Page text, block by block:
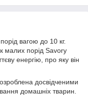
вагою до 10 кг.
малих порід Savory
енергію, про яку він
досвідченими
домашніх тварин.